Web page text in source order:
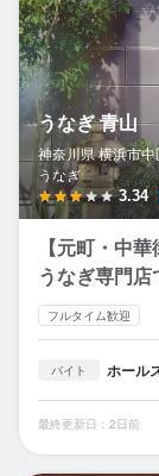
うなぎ 青山
神奈川県 横浜市中
うなぎ
3.34
【元町・中
うなぎ専門店
フルタイム歓迎
バイト ホール
最終更新日：2日前